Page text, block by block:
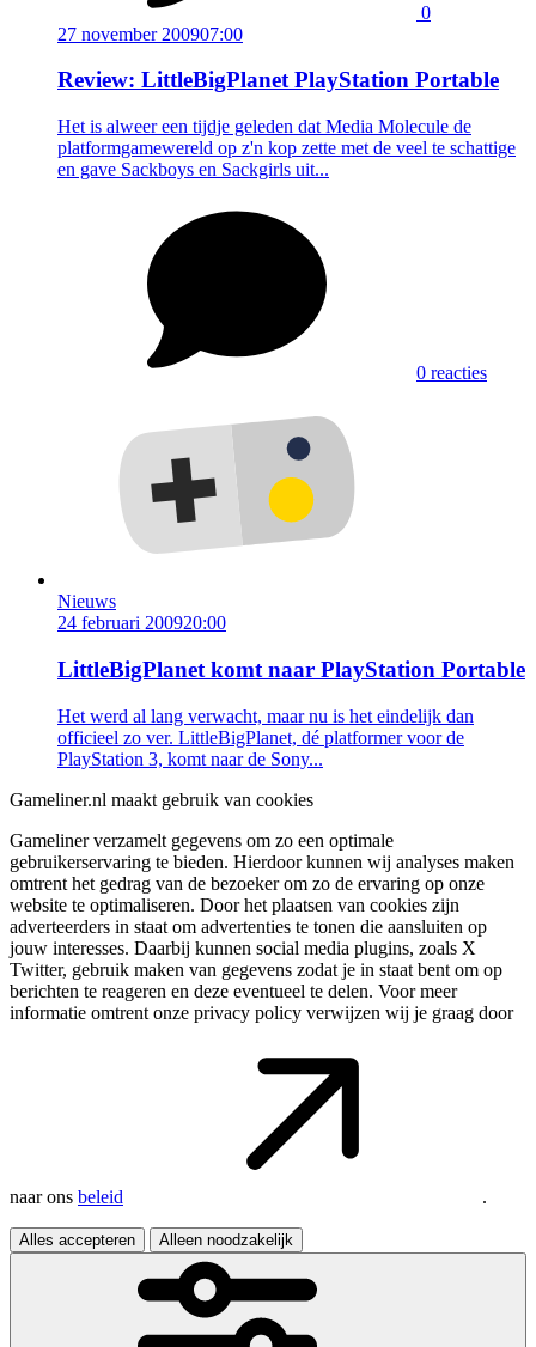
0
27 november 200907:00
Review: LittleBigPlanet PlayStation Portable
Het is alweer een tijdje geleden dat Media Molecule de
platformgamewereld op z'n kop zette met de veel te schattige
en gave Sackboys en Sackgirls uit...
0 reacties
Nieuws
24 februari 200920:00
LittleBigPlanet komt naar PlayStation Portable
Het werd al lang verwacht, maar nu is het eindelijk dan
officieel zo ver. LittleBigPlanet, dé platformer voor de
PlayStation 3, komt naar de Sony...
Gameliner.nl maakt gebruik van cookies
Gameliner verzamelt gegevens om zo een optimale
gebruikerservaring te bieden. Hierdoor kunnen wij analyses maken
omtrent het gedrag van de bezoeker om zo de ervaring op onze
website te optimaliseren. Door het plaatsen van cookies zijn
adverteerders in staat om advertenties te tonen die aansluiten op
jouw interesses. Daarbij kunnen social media plugins, zoals X
Twitter, gebruik maken van gegevens zodat je in staat bent om op
berichten te reageren en deze eventueel te delen. Voor meer
informatie omtrent onze privacy policy verwijzen wij je graag door
naar ons beleid .
Alles accepteren Alleen noodzakelijk